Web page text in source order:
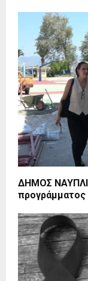
ΔΗΜΟΣ
προγράμματος